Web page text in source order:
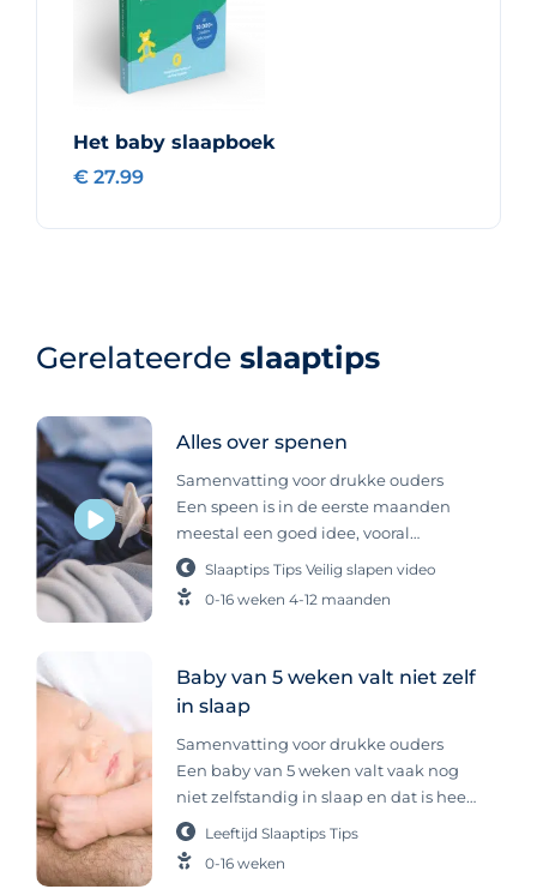
Het baby slaapboek
€ 27.99
Gerelateerde slaaptips
Alles over spenen
Samenvatting voor drukke ouders
Een speen is in de eerste maanden
meestal een goed idee, vooral
vanwege de grote zuigbehoefte van
jonge baby’s en het mogelijke
voordeel dat het de kans op
combineren van speen en
borstvoeding is mogelijk zodra de
voeding goed loopt. Niet iedere baby
accepteert een speen, en dat is ook
prima. Spenen: goed of slecht voor je
baby? Is een speen goed of slecht? Er
zijn veel verschillende meningen over
spenen en het gebruik hiervan. Wij
zijn over het algemeen voor het
Slaaptips Tips Veilig slapen video
0-16 weken 4-12 maanden
Baby van 5 weken valt niet zelf
in slaap
Samenvatting voor drukke ouders
Een baby van 5 weken valt vaak nog
niet zelfstandig in slaap en dat is heel
normaal. Veel baby’s slapen alleen
met hulp of doen korte dutjes, wat bij
hun ontwikkeling hoort. Regelmaat,
Leeftijd Slaaptips Tips
0-16 weken